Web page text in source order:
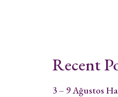
Recent
3 – 9 Ağustos